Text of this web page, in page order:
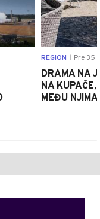
REGION Pre 35
DRAMA NA
NA
MEĐU NJIMA